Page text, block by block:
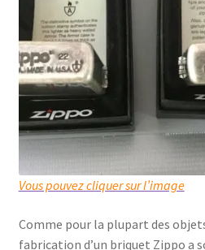
Vous pouvez cliquer sur l’image
Comme pour la plupart des
fabrication d’un briquet Zippo a